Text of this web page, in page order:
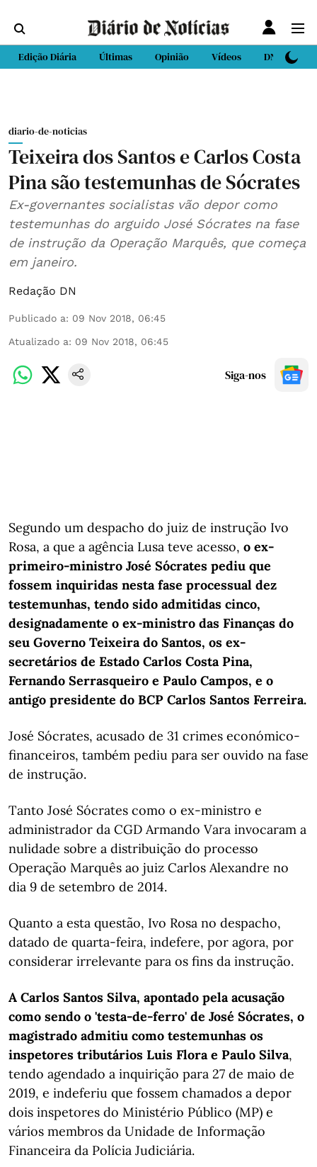
Edição Diária Últimas Opinião Vídeos DN Sport
diario-de-noticias
Teixeira dos Santos e Carlos Costa
Pina são testemunhas de Sócrates
Ex-governantes socialistas vão depor como
testemunhas do arguido José Sócrates na fase
de instrução da Operação Marquês, que começa
em janeiro.
Redação DN
Publicado a: 09 Nov 2018, 06:45
Atualizado a: 09 Nov 2018, 06:45
Siga-nos
Segundo um despacho do juiz de instrução Ivo
Rosa, a que a agência Lusa teve acesso, o ex-
primeiro-ministro José Sócrates pediu que
fossem inquiridas nesta fase processual dez
testemunhas, tendo sido admitidas cinco,
designadamente o ex-ministro das Finanças do
seu Governo Teixeira do Santos, os ex-
secretários de Estado Carlos Costa Pina,
Fernando Serrasqueiro e Paulo Campos, e o
antigo presidente do BCP Carlos Santos Ferreira.
José Sócrates, acusado de 31 crimes económico-
financeiros, também pediu para ser ouvido na fase
de instrução.
Tanto José Sócrates como o ex-ministro e
administrador da CGD Armando Vara invocaram a
nulidade sobre a distribuição do processo
Operação Marquês ao juiz Carlos Alexandre no
dia 9 de setembro de 2014.
Quanto a esta questão, Ivo Rosa no despacho,
datado de quarta-feira, indefere, por agora, por
considerar irrelevante para os fins da instrução.
A Carlos Santos Silva, apontado pela acusação
como sendo o 'testa-de-ferro' de José Sócrates, o
magistrado admitiu como testemunhas os
inspetores tributários Luis Flora e Paulo Silva,
tendo agendado a inquirição para 27 de maio de
2019, e indeferiu que fossem chamados a depor
dois inspetores do Ministério Público (MP) e
vários membros da Unidade de Informação
Financeira da Polícia Judiciária.